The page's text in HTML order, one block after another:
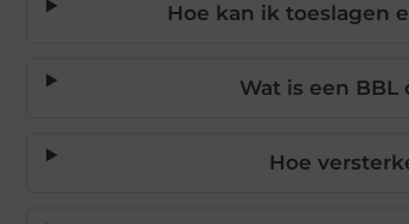
Hoe kan ik toeslagen
Wat is een
Hoe